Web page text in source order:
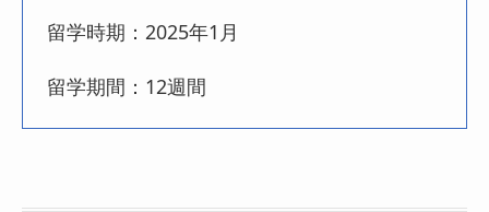
留学時期：2025年1月
留学期間：12週間